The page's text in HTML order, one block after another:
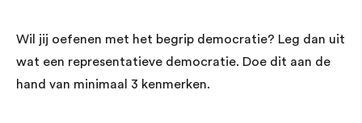
Wil jij oefenen met het begrip democratie? Leg dan uit
wat een representatieve democratie. Doe dit aan de
hand van minimaal 3 kenmerken.